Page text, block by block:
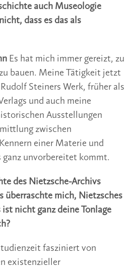
auch Museologie
dass es das als
Es hat mich immer gereizt, zu
bauen. Meine Tätigkeit jetzt
Steiners Werk, früher als
und auch meine
Ausstellungen
zwischen
einer Materie und
ganz unvorbereitet kommt.
des Nietzsche-Archivs
überraschte mich, Nietzsches
nicht ganz deine Tonlage
fasziniert von
existenzieller